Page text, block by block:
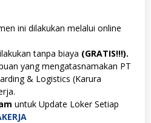
ini dilakukan melalui online
tanpa biaya (GRATIS!!!).
yang mengatasnamakan PT
& Logistics (Karura
untuk Update Loker Setiap